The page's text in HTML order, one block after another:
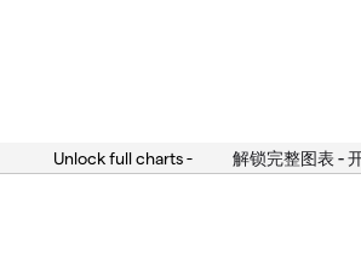
Unlock full charts -